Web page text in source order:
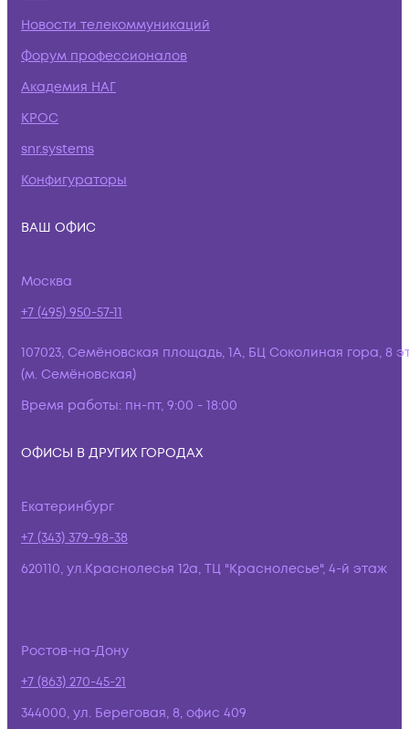
Новости телекоммуникаций
Форум профессионалов
Академия НАГ
КРОС
snr.systems
Конфигураторы
ВАШ ОФИС
Москва
+7 (495) 950-57-11
107023, Семёновская площадь, 1А, БЦ Соколиная гора, 8
(м. Семёновская)
Время работы: пн-пт, 9:00 - 18:00
ОФИСЫ В ДРУГИХ ГОРОДАХ
Екатеринбург
+7 (343) 379-98-38
620110, ул.Краснолесья 12а, ТЦ "Краснолесье", 4-й этаж
Ростов-на-Дону
+7 (863) 270-45-21
344000, ул. Береговая, 8, офис 409